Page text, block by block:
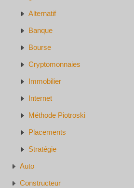
Alternatif
Banque
Bourse
Cryptomonnaies
Immobilier
Internet
Méthode Piotroski
Placements
Stratégie
Auto
Constructeur